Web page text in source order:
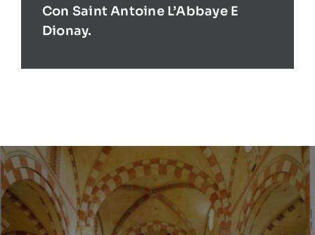
Con Saint Antoine L’Abbaye E
Dionay.